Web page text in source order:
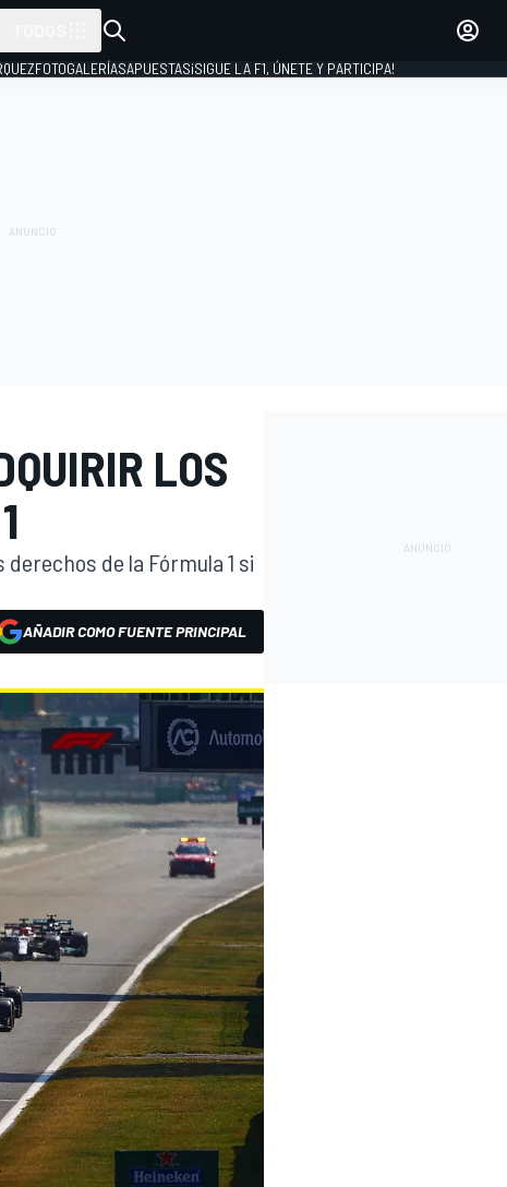
FOTOGALERÍASAPUESTAS¡SIGUE LA F1, ÚNETE Y PARTICIPA!
LOS
de la Fórmula 1 si
AÑADIR COMO FUENTE PRINCIPAL